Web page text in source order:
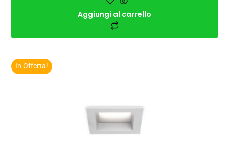
Aggiungi al carrello
In Offerta!